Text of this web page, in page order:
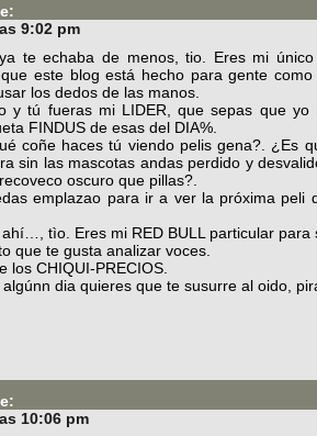
9:02 pm
te echaba de menos, tio. Eres mi
este blog está hecho para gente
los dedos de las manos.
y tú fueras mi LIDER, que sepas que
FINDUS de esas del DIA%.
coñe haces tú viendo pelis gena?. ¿Es
sin las mascotas andas perdido y
oscuro que pillas?.
emplazao para ir a ver la próxima peli
tì­o. Eres mi RED BULL particular
que te gusta analizar voces.
los CHIQUI-PRECIOS.
dia quieres que te susurre al oido,
10:06 pm